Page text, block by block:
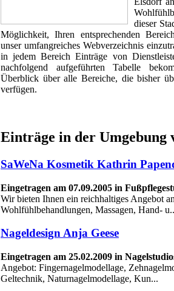
dieser
Möglichkeit, Ihren entsprechenden
unser umfangreiches Webverzeichnis
in jedem Bereich Einträge von
nachfolgend aufgeführten Tabelle
Überblick über alle Bereiche, die bisher
verfügen.
Einträge in der Umgebung
SaWeNa Kosmetik Kathrin
Eingetragen am 07.09.2005 in
Wir bieten Ihnen ein reichhaltiges Angebot
Wohlfühlbehandlungen, Massagen, Hand-
Nageldesign Anja Geese
Eingetragen am 25.02.2009 in
Angebot: Fingernagelmodellage,
Geltechnik, Naturnagelmodellage, Kun...